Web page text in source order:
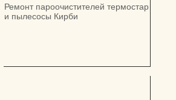
Ремонт пароочистителей термостар
и пылесосы Кирби